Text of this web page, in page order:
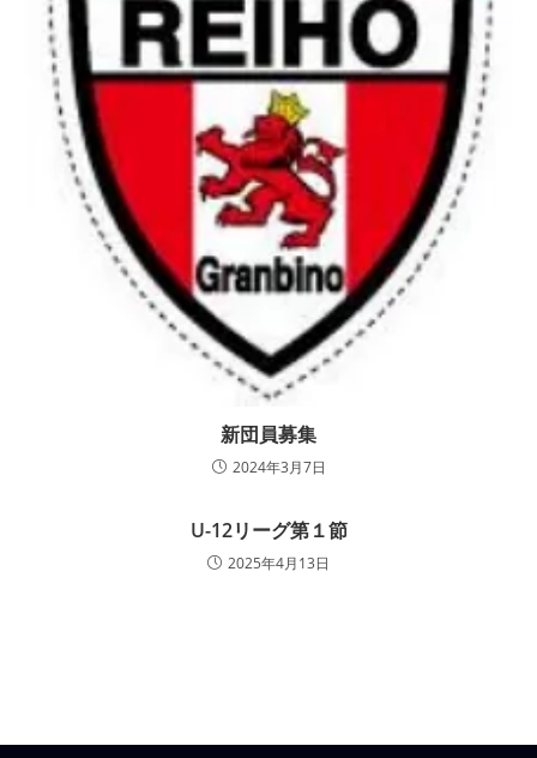
新団員募集
2024年3月7日
U-12リーグ第１節
2025年4月13日